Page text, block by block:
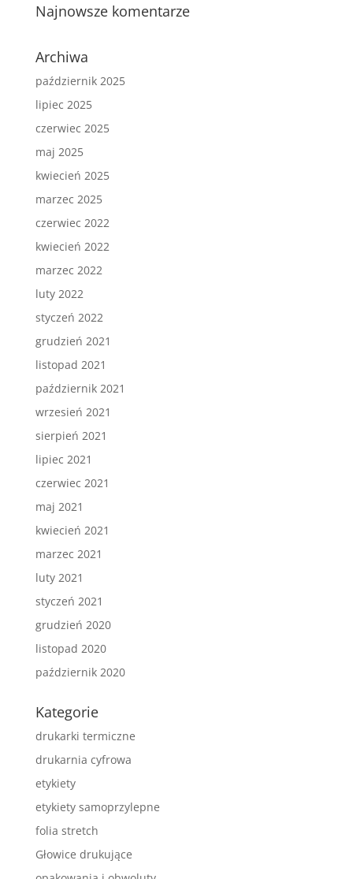
Najnowsze komentarze
Archiwa
październik 2025
lipiec 2025
czerwiec 2025
maj 2025
kwiecień 2025
marzec 2025
czerwiec 2022
kwiecień 2022
marzec 2022
luty 2022
styczeń 2022
grudzień 2021
listopad 2021
październik 2021
wrzesień 2021
sierpień 2021
lipiec 2021
czerwiec 2021
maj 2021
kwiecień 2021
marzec 2021
luty 2021
styczeń 2021
grudzień 2020
listopad 2020
październik 2020
Kategorie
drukarki termiczne
drukarnia cyfrowa
etykiety
etykiety samoprzylepne
folia stretch
Głowice drukujące